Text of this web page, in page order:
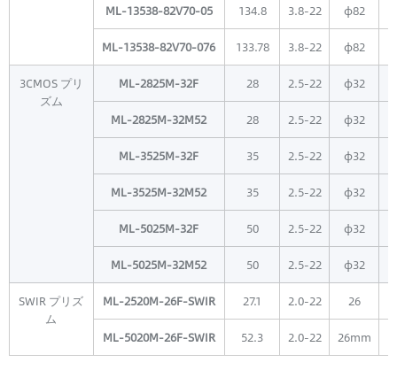
ML-13538-82V70-05 134.8 3.8-22 φ82
ML-13538-82V70-076 133.78 3.8-22 φ82
3CMOS プリ
ズム
ML-2825M-32F 28 2.5-22 φ32
ML-2825M-32M52 28 2.5-22 φ32
ML-3525M-32F 35 2.5-22 φ32
ML-3525M-32M52 35 2.5-22 φ32
ML-5025M-32F 50 2.5-22 φ32
ML-5025M-32M52 50 2.5-22 φ32
SWIR プリズ
ム
ML-2520M-26F-SWIR 27.1 2.0-22 26
ML-5020M-26F-SWIR 52.3 2.0-22 26mm